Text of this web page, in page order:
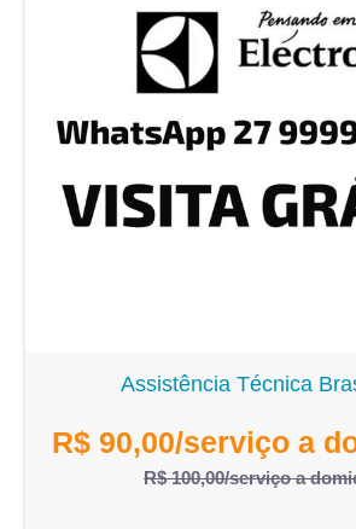
Assistência Técnica
R$ 90,00/serviço a
R$ 100,00/serviço a